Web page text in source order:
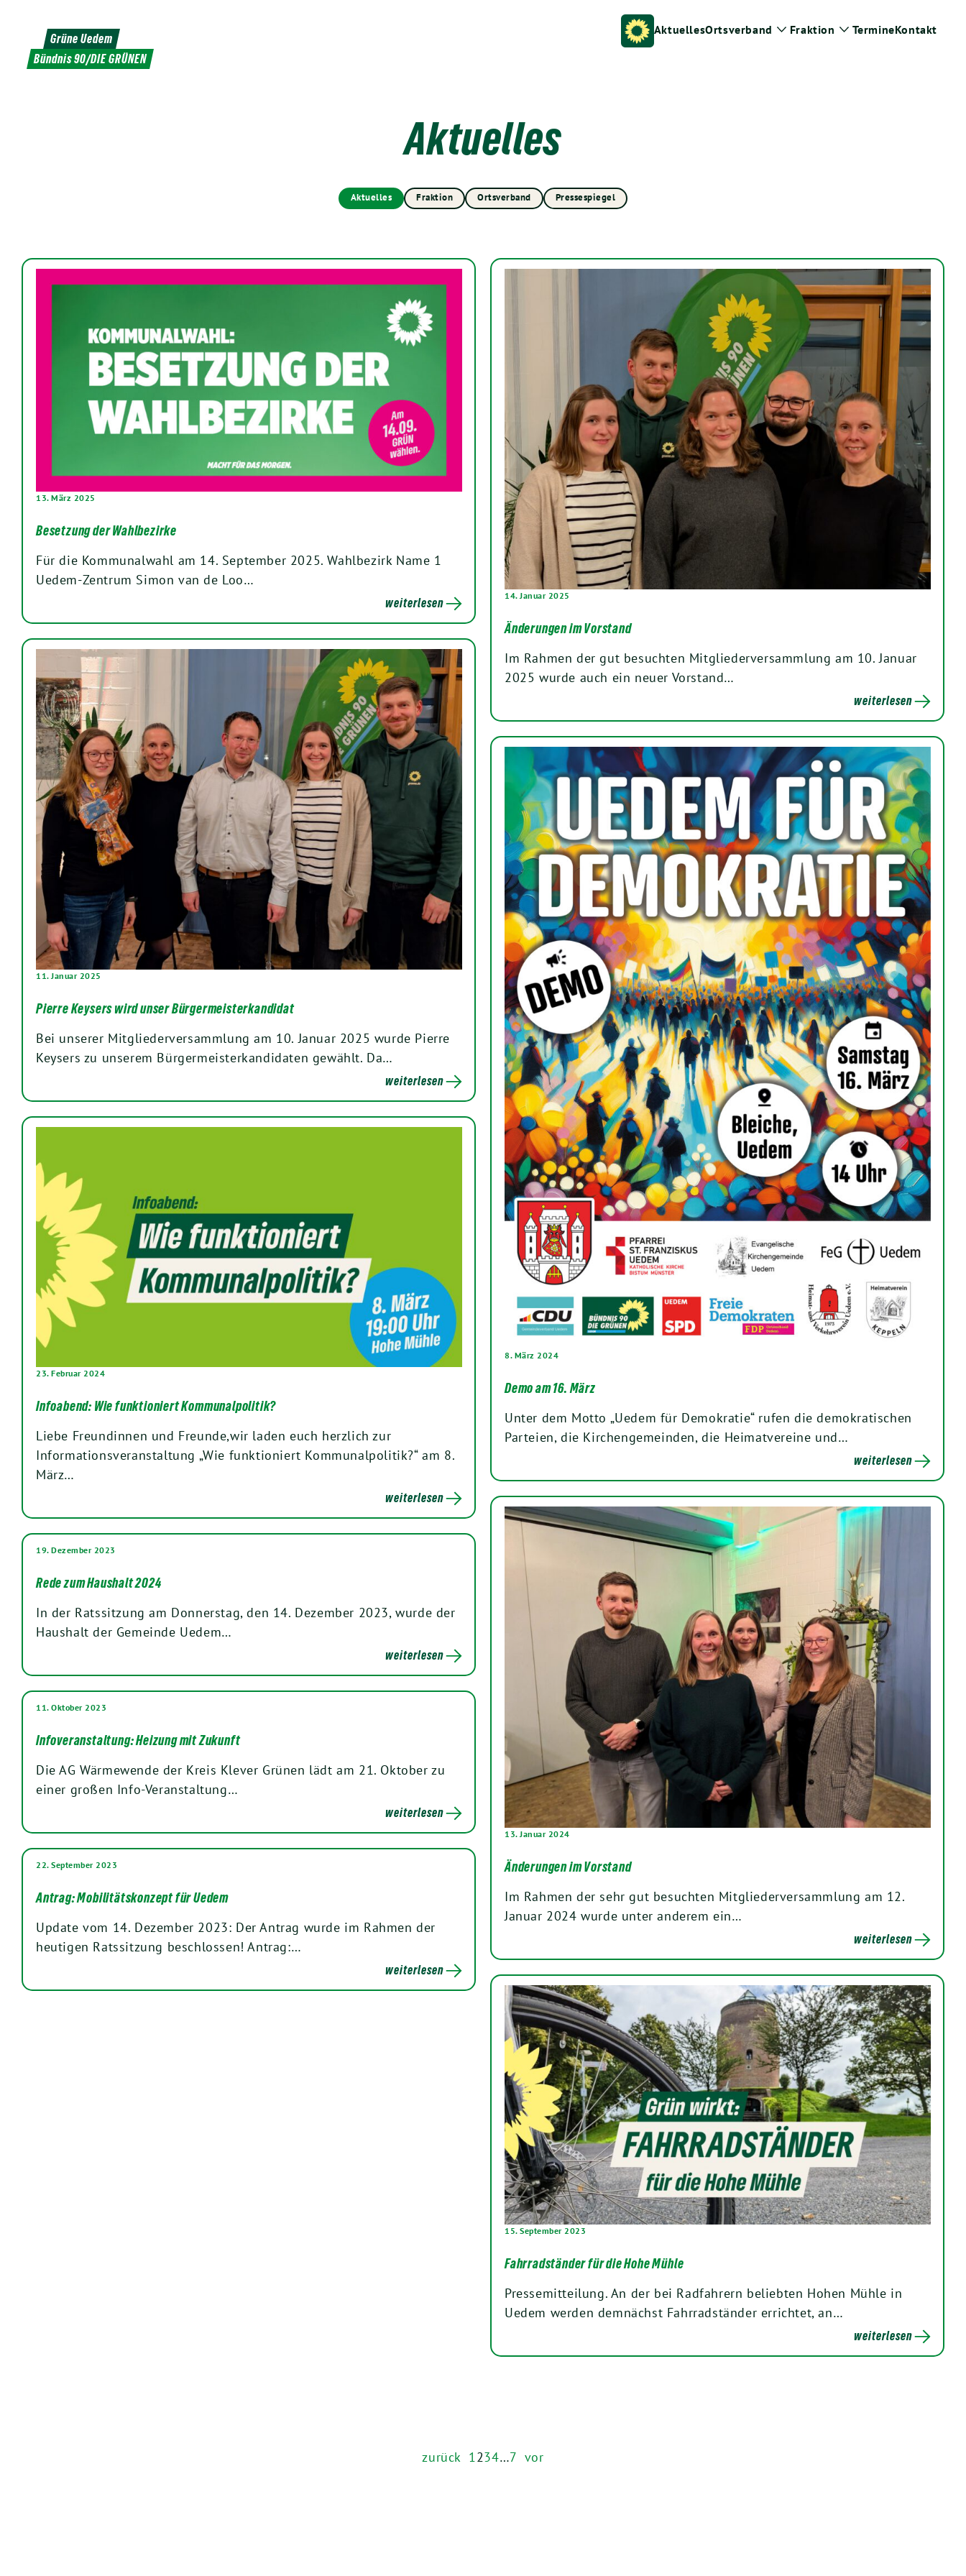
Inhalt
Grüne Uedem
Bündnis 90/DIE GRÜNEN
AktuellesOrtsverband
Zeige
Fraktion
Zeige
TermineKontakt
Aktuelles
Aktuelles Fraktion Ortsverband Pressespiegel
13. März 2025
Besetzung der Wahlbezirke
Für die Kommunalwahl am 14. September 2025. Wahlbezirk Name 1
Uedem-Zentrum Simon van de Loo…
weiterlesen
14. Januar 2025
Änderungen im Vorstand
Im Rahmen der gut besuchten Mitgliederversammlung am 10. Januar
2025 wurde auch ein neuer Vorstand…
weiterlesen
11. Januar 2025
Pierre Keysers wird unser Bürgermeisterkandidat
Bei unserer Mitgliederversammlung am 10. Januar 2025 wurde Pierre
Keysers zu unserem Bürgermeisterkandidaten gewählt. Da…
weiterlesen
8. März 2024
Demo am 16. März
Unter dem Motto „Uedem für Demokratie“ rufen die demokratischen
Parteien, die Kirchengemeinden, die Heimatvereine und…
weiterlesen
23. Februar 2024
Infoabend: Wie funktioniert Kommunalpolitik?
Liebe Freundinnen und Freunde,wir laden euch herzlich zur
Informationsveranstaltung „Wie funktioniert Kommunalpolitik?“ am 8.
März…
weiterlesen
13. Januar 2024
Änderungen im Vorstand
Im Rahmen der sehr gut besuchten Mitgliederversammlung am 12.
Januar 2024 wurde unter anderem ein…
weiterlesen
19. Dezember 2023
Rede zum Haushalt 2024
In der Ratssitzung am Donnerstag, den 14. Dezember 2023, wurde der
Haushalt der Gemeinde Uedem…
weiterlesen
11. Oktober 2023
Infoveranstaltung: Heizung mit Zukunft
Die AG Wärmewende der Kreis Klever Grünen lädt am 21. Oktober zu
einer großen Info-Veranstaltung…
weiterlesen
22. September 2023
Antrag: Mobilitätskonzept für Uedem
Update vom 14. Dezember 2023: Der Antrag wurde im Rahmen der
heutigen Ratssitzung beschlossen! Antrag:…
weiterlesen
15. September 2023
Fahrradständer für die Hohe Mühle
Pressemitteilung. An der bei Radfahrern beliebten Hohen Mühle in
Uedem werden demnächst Fahrradständer errichtet, an…
weiterlesen
zurück 1234…7 vor